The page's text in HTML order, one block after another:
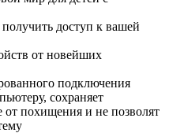
доступ к вашей
от новейших
подключения
сохраняет
похищения и не позволят